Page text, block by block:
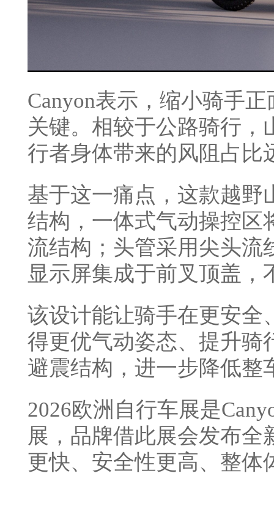
Canyon表示，缩小骑手
关键。相较于公路骑行
行者身体带来的风阻占比
基于这一痛点，这款越野
结构，一体式气动操控区
流结构；头管采用尖头流
显示屏集成于前叉顶盖
该设计能让骑手在更安全
得更优气动姿态、提升骑
避震结构，进一步降低整
2026欧洲自行车展是
展，品牌借此展会发布
更快、安全性更高、整体